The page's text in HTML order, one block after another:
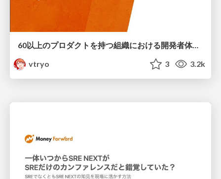
60以上のプロダクトを持つ組織における開発者体験向上への取り組み - チームAPIとBackstageで構築する組織の可視化基盤 - / sre next 2025 Efforts to Improve Developer Experience in an Organization with Over 60 Products
vtryo
3 3.2k